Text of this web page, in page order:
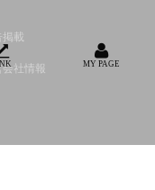
掲載
会社情報 MY PAGE